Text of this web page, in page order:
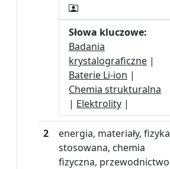
Słowa kluczowe:
Badania
krystalograficzne |
Baterie Li-ion |
Chemia strukturalna
| Elektrolity |
2
energia, materiały, fizyka
stosowana, chemia
fizyczna, przewodnictwo